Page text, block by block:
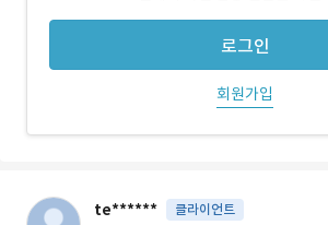
로그인
회원가입
te****** 클라이언트